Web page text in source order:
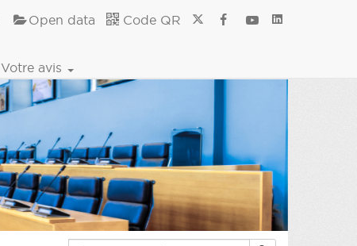
Open data Code QR
Votre avis